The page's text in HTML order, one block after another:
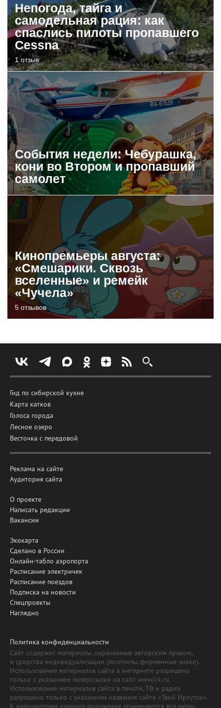
Непогода, тайга и
самодельная рация: как
спаслись пилоты пропавшего
Cessna
1 отзыв
События недели: Чебурашка,
кони во Втором и пропавший
самолет
Кинопремьеры августа:
«Смешарики. Сквозь
вселенные» и ремейк
«Чучела»
5 отзывов
Гид по сибирской кухне
Карта катков
Голоса города
Лесное озеро
Весточка с передовой
Реклама на сайте
Аудитория сайта
О проекте
Написать редакции
Вакансии
Экокарта
Сделано в России
Онлайн-табло аэропорта
Расписание электричек
Расписание поездов
Подписка на новости
Спецпроекты
Наглядно
Политика конфиденциальности
Сайт содержит материалы, охраняемые авторским правом,
и средства индивидуализации (логотипы, фирменные знаки).
Использование материалов сайта в интернете разрешено
только с указанием гиперссылки на сайт www.irk.ru.
Использование материалов сайта в печати, ТВ и радио
разрешено только с указанием названия сайта «Твой Иркутск».
К нарушителям данного положения применяются все меры,